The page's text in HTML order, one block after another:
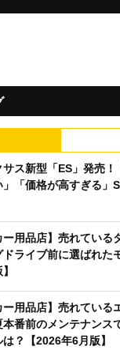
サス新型「ES」発売
」「価格が高すぎる」
ー用品店】売れている
ドライブ前に選ばれた
ー用品店】売れてい
本番前のメンテナン
？【2026年6月版】